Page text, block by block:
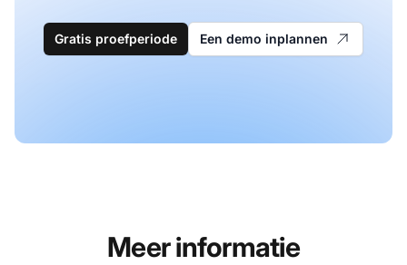
Gratis proefperiode Een demo inplannen
Meer informatie